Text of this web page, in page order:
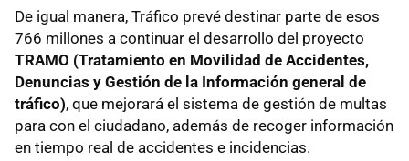
De igual manera, Tráfico prevé destinar parte de esos
766 millones a continuar el desarrollo del proyecto
TRAMO (Tratamiento en Movilidad de Accidentes,
Denuncias y Gestión de la Información general de
tráfico), que mejorará el sistema de gestión de multas
para con el ciudadano, además de recoger información
en tiempo real de accidentes e incidencias.